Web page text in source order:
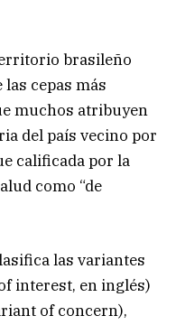
brasileño
cepas más
muchos atribuyen
del país vecino por
calificada por la
como “de
las variantes
interest, en inglés)
of concern),